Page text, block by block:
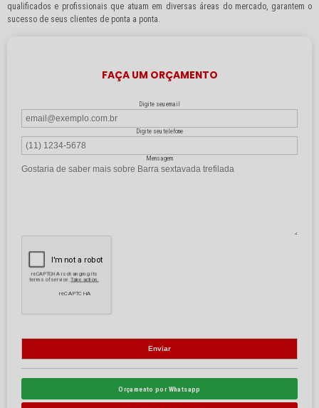
qualificados e profissionais que atuam em diversas áreas do mercado, garantem o
sucesso de seus clientes de ponta a ponta.
FAÇA UM ORÇAMENTO
Digite seu email
Digite seu telefone
Mensagem
Orçamento por Whatsapp